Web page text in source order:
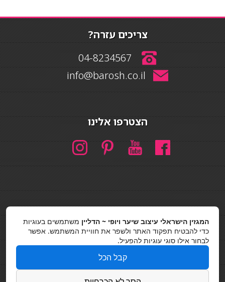
צריכים עזרה?
04-8234567
info@barosh.co.il
הצטרפו אלינו
חיפוש
חיפוש
כסאות בר
מדיניות פרטיות
המגזין הישראלי עיצוב שיער ויופי ~ הדליין משתמשים בעוגיות
כדי להבטיח תפקוד האתר ולשפר את חוויית המשתמש. אפשר
לבחור אילו סוגי עוגיות להפעיל.
קבל הכל